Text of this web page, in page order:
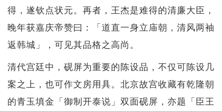
得，遂钦点状元。再者，王杰是难得的清廉大臣，
晚年获嘉庆帝赞曰：「道直一身立庙朝，清风两袖
返韩城」，可见其品格之高尚。
清代宫廷中，砚屏为重要的陈设品，不仅可陈设几
案之上，也可作文房用具。北京故宫收藏有乾隆朝
的青玉填金「御制开泰说」双面砚屏，亦题「臣王